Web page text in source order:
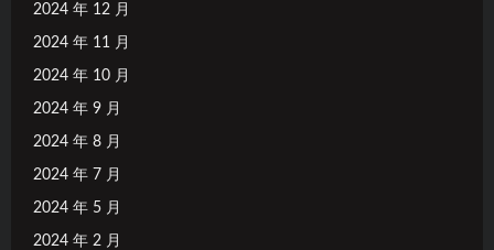
2024 年 12 月
2024 年 11 月
2024 年 10 月
2024 年 9 月
2024 年 8 月
2024 年 7 月
2024 年 5 月
2024 年 2 月